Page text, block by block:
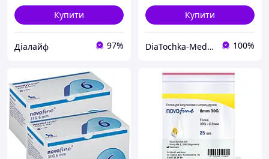
Купити
Ді‎алайф 97%
Купити
DiaTochka-Medical online-shop 100%